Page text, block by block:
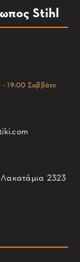
Stihl
19:00 Σαββάτο
2323